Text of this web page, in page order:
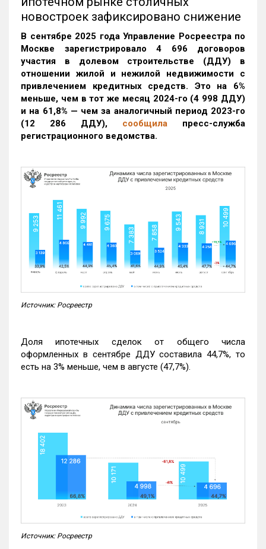
новостроек зафиксировано снижение
В сентябре 2025 года Управление Росреестра по
Москве зарегистрировало 4 696 договоров
участия в долевом строительстве (ДДУ) в
отношении жилой и нежилой недвижимости с
привлечением кредитных средств. Это на 6%
меньше, чем в тот же месяц 2024-го (4 998 ДДУ)
и на 61,8% — чем за аналогичный период 2023-го
(12 286 ДДУ), сообщила пресс-служба
регистрационного ведомства.
Источник: Росреестр
Доля ипотечных сделок от общего числа
оформленных в сентябре ДДУ составила 44,7%, то
есть на 3% меньше, чем в августе (47,7%).
Источник: Росреестр